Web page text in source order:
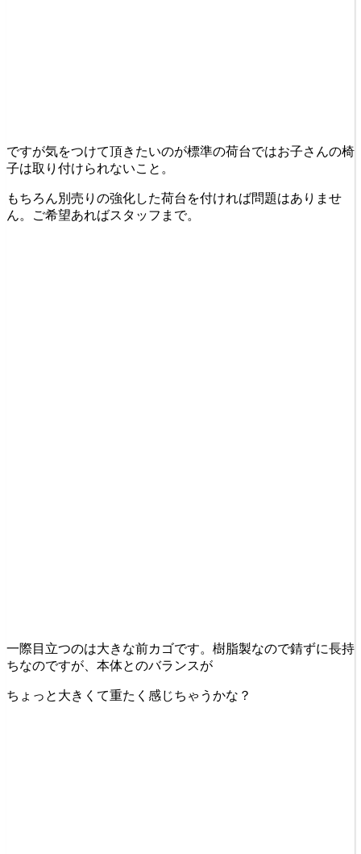
ですが気をつけて頂きたいのが標準の荷台ではお子さんの椅
子は取り付けられないこと。
もちろん別売りの強化した荷台を付ければ問題はありませ
ん。ご希望あればスタッフまで。
一際目立つのは大きな前カゴです。樹脂製なので錆ずに長持
ちなのですが、本体とのバランスが
ちょっと大きくて重たく感じちゃうかな？